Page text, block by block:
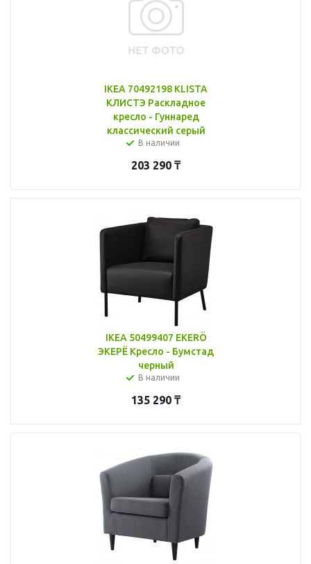
IKEA 70492198 KLISTA
КЛИСТЭ Раскладное
кресло - Гуннаред
классический серый
В наличии
203 290 ₸
IKEA 50499407 EKERÖ
ЭКЕРЁ Кресло - Бумстад
черный
В наличии
135 290 ₸